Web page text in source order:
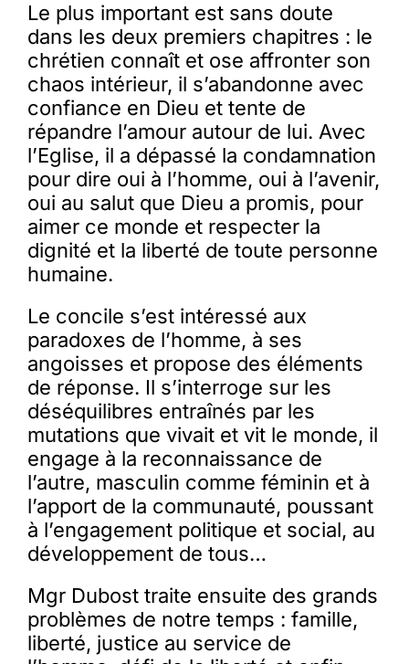
Le plus important est sans doute
dans les deux premiers chapitres : le
chrétien connaît et ose affronter son
chaos intérieur, il s’abandonne avec
confiance en Dieu et tente de
répandre l’amour autour de lui. Avec
l’Eglise, il a dépassé la condamnation
pour dire oui à l’homme, oui à l’avenir,
oui au salut que Dieu a promis, pour
aimer ce monde et respecter la
dignité et la liberté de toute personne
humaine.
Le concile s’est intéressé aux
paradoxes de l’homme, à ses
angoisses et propose des éléments
de réponse. Il s’interroge sur les
déséquilibres entraînés par les
mutations que vivait et vit le monde, il
engage à la reconnaissance de
l’autre, masculin comme féminin et à
l’apport de la communauté, poussant
à l’engagement politique et social, au
développement de tous…
Mgr Dubost traite ensuite des grands
problèmes de notre temps : famille,
liberté, justice au service de